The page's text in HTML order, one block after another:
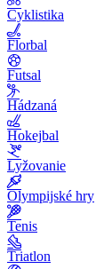
Cyklistika
Florbal
Futsal
Hádzaná
Hokejbal
Lyžovanie
Olympijské hry
Tenis
Triatlon